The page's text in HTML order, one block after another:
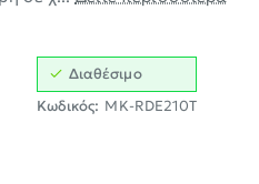
Διαθέσιμο
Κωδικός: MK-RDE210T